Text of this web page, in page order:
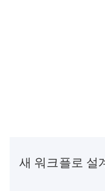
새 워크플로 설